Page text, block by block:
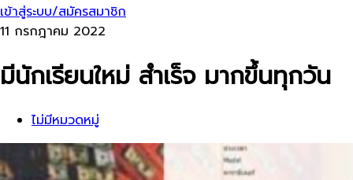
เข้าสู่ระบบ/สมัครสมาชิก
11 กรกฎาคม 2022
มีนักเรียนใหม่​ สำเร็จ​ มากขึ้นทุกวัน
ไม่มีหมวดหมู่